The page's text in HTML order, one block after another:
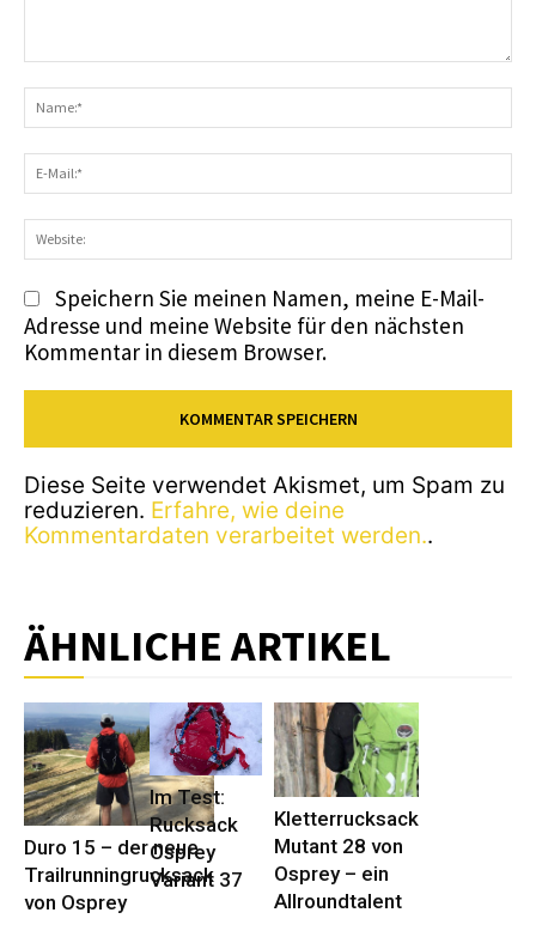
Speichern Sie meinen Namen, meine E-Mail-
Adresse und meine Website für den nächsten
Kommentar in diesem Browser.
Diese Seite verwendet Akismet, um Spam zu
reduzieren. Erfahre, wie deine
Kommentardaten verarbeitet werden..
ÄHNLICHE ARTIKEL
Duro 15 – der neue
Trailrunningrucksack
von Osprey
Im Test:
Rucksack
Osprey
Variant 37
Kletterrucksack
Mutant 28 von
Osprey – ein
Allroundtalent